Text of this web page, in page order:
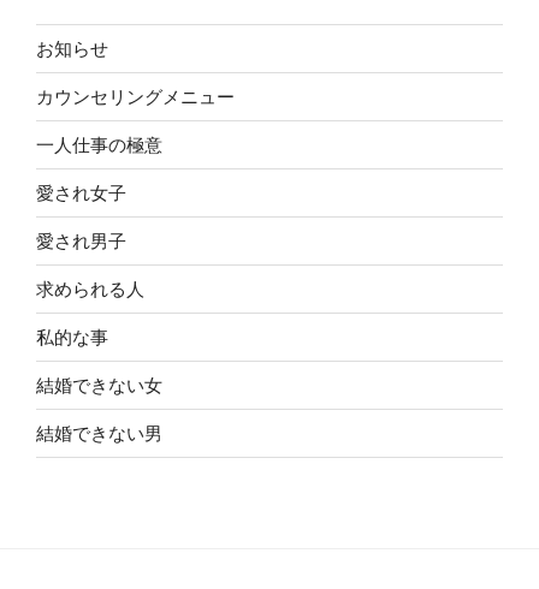
お知らせ
カウンセリングメニュー
一人仕事の極意
愛され女子
愛され男子
求められる人
私的な事
結婚できない女
結婚できない男